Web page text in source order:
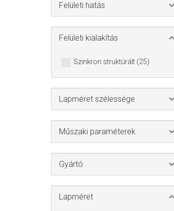
Felületi hatás
Felületi kialakítás
Szinkron struktúrált (25)
Lapméret szélessége
Műszaki paraméterek
Gyártó
Lapméret